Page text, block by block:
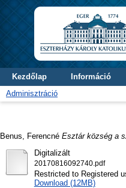
Kezdőlap Információ
Adminisztráció
Benus, Ferencné Esztár község a
Digitalizált
20170816092740.pdf
Restricted to Registered
Download (12MB)